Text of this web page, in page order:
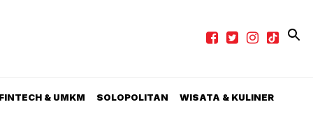
& UMKM SOLOPOLITAN WISATA & KULINER